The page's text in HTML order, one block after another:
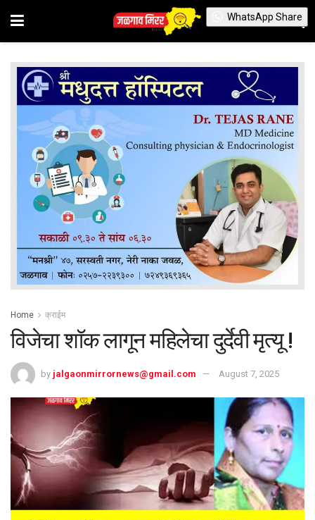
Home क्राईम
विजेचा शॉक लागून महिलेचा दुर्देवी मृत्यू !
by jalgaonmirrornews@gmail.com August 7, 2025
WhatsApp Share